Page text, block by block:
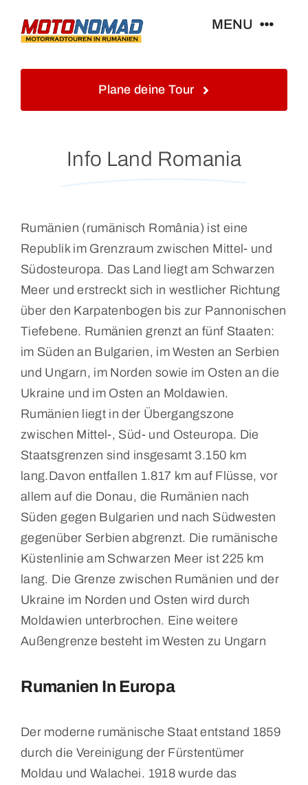
MENU
Touren&Reisen
Kontakt
Plane deine Tour
Info Land Romania
Rumänien (rumänisch România) ist eine
Republik im Grenzraum zwischen Mittel- und
Südosteuropa. Das Land liegt am Schwarzen
Meer und erstreckt sich in westlicher Richtung
über den Karpatenbogen bis zur Pannonischen
Tiefebene. Rumänien grenzt an fünf Staaten:
im Süden an Bulgarien, im Westen an Serbien
und Ungarn, im Norden sowie im Osten an die
Ukraine und im Osten an Moldawien.
Rumänien liegt in der Übergangszone
zwischen Mittel-, Süd- und Osteuropa. Die
Staatsgrenzen sind insgesamt 3.150 km
lang.Davon entfallen 1.817 km auf Flüsse, vor
allem auf die Donau, die Rumänien nach
Süden gegen Bulgarien und nach Südwesten
gegenüber Serbien abgrenzt. Die rumänische
Küstenlinie am Schwarzen Meer ist 225 km
lang. Die Grenze zwischen Rumänien und der
Ukraine im Norden und Osten wird durch
Moldawien unterbrochen. Eine weitere
Außengrenze besteht im Westen zu Ungarn
Rumanien In Europa
Der moderne rumänische Staat entstand 1859
durch die Vereinigung der Fürstentümer
Moldau und Walachei. 1918 wurde das